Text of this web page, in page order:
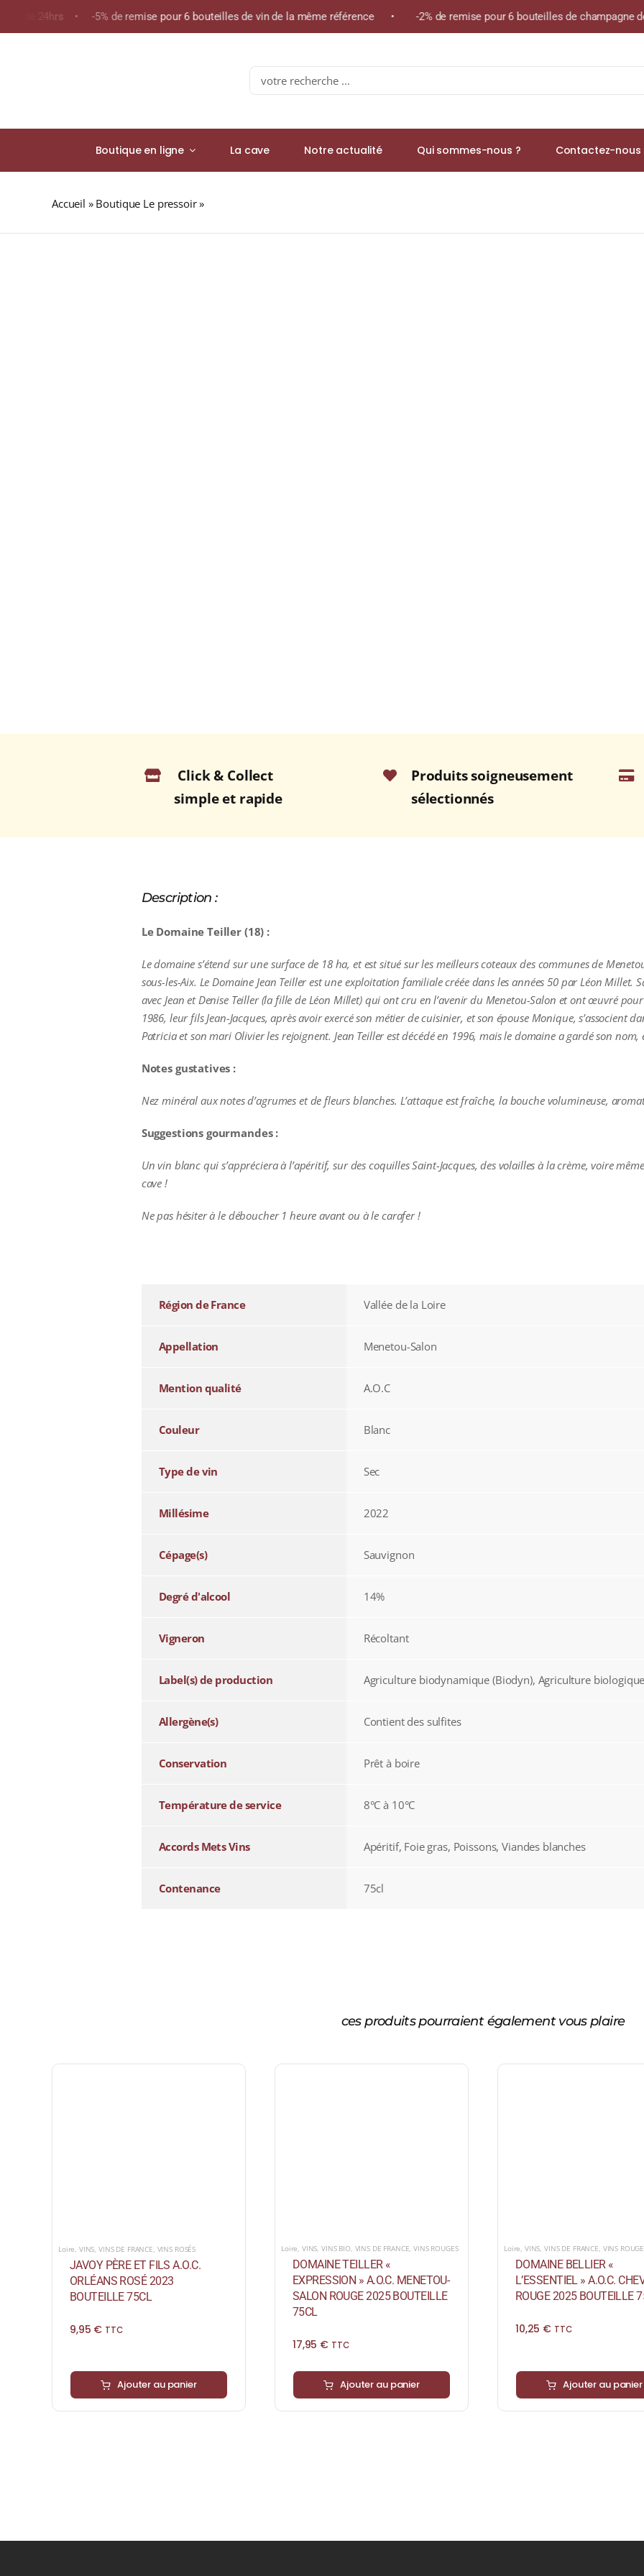
24hrs • -5% de remise pour 6 bouteilles de vin de la même référence • -2% de remise pour 6 bouteilles de champagne de
Search
for:
Boutique en ligne La cave Notre actualité Qui sommes-nous ? Contactez-nous
Accueil » Boutique Le pressoir»
Click & Collect
simple et rapide
Produits soigneusement
sélectionnés
Description :
Le Domaine Teiller (18) :
Le domaine s’étend sur une surface de 18 ha, et est situé sur les meilleurs coteaux des communes de
sous-les-Aix. Le Domaine Jean Teiller est une exploitation familiale créée dans les années 50 par Léon Millet.
avec Jean et Denise Teiller (la fille de Léon Millet) qui ont cru en l’avenir du Menetou-Salon et ont œuvré
1986, leur fils Jean-Jacques, après avoir exercé son métier de cuisinier, et son épouse Monique, s’associent
Patricia et son mari Olivier les rejoignent. Jean Teiller est décédé en 1996, mais le domaine a gardé son nom,
Notes gustatives :
Nez minéral aux notes d’agrumes et de fleurs blanches. L’attaque est fraîche, la bouche volumineuse,
Suggestions gourmandes :
Un vin blanc qui s’appréciera à l’apéritif, sur des coquilles Saint-Jacques, des volailles à la crème, voire
cave !
Ne pas hésiter à le déboucher 1 heure avant ou à le carafer !
Région de France Vallée de la Loire
Appellation Menetou-Salon
Mention qualité A.O.C
Couleur Blanc
Type de vin Sec
Millésime 2022
Cépage(s) Sauvignon
Degré d'alcool 14%
Vigneron Récoltant
Label(s) de production Agriculture biodynamique (Biodyn), Agriculture
Allergène(s) Contient des sulfites
Conservation Prêt à boire
Température de service 8°C à 10°C
Accords Mets Vins Apéritif, Foie gras, Poissons, Viandes blanches
Contenance 75cl
ces produits pourraient également vous plaire
Loire VINS ,VINS DE FRANCE VINS ROSÉS
JAVOY PÈRE ET FILS A.O.C.
ORLÉANS ROSÉ 2023
BOUTEILLE 75CL
9,95 € TTC
Ajouter au panier
Loire, VINS,VINS BIO, VINS DE FRANCE,VINS ROUGES
DOMAINE TEILLER «
EXPRESSION » A.O.C. MENETOU-
SALON ROUGE 2025 BOUTEILLE
75CL
17,95 € TTC
Ajouter au panier
Loire, VINS,VINS DE FRANCE, VINS
DOMAINE BELLIER «
L’ESSENTIEL » A.O.C.
ROUGE 2025 BOUTEILLE
10,25 € TTC
Ajouter au panier